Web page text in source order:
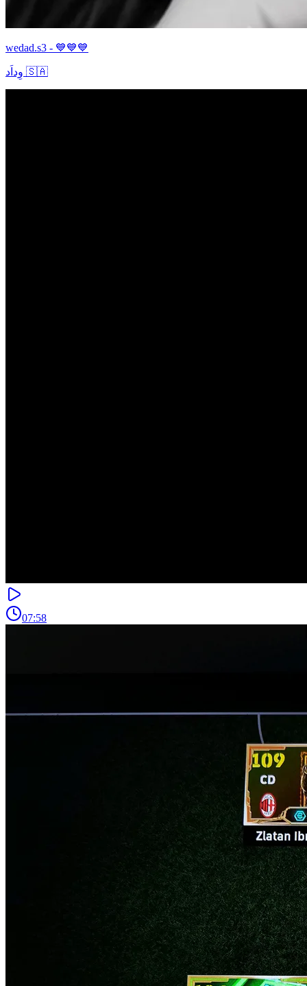
wedad.s3 - 💙💙💙
وِداَد 🇸🇦
07:58